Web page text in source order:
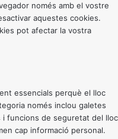
només amb el vostre
aquestes cookies.
pot afectar la vostra
essencials perquè el lloc
només inclou galetes
funcions de seguretat del lloc
cap informació personal.